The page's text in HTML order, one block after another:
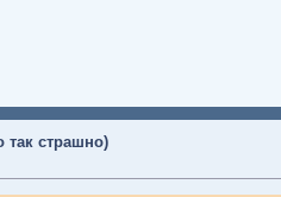
страшно)